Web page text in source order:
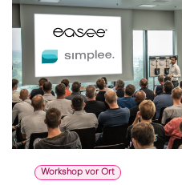
Workshop vor Ort